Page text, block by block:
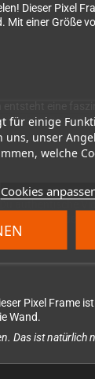
für einige
unser
welche
Cookies
Dieser Pixel
einer Größe
entsteht eine
erhält. Diese
authentische
Pixel Frame
Wand.
Das ist